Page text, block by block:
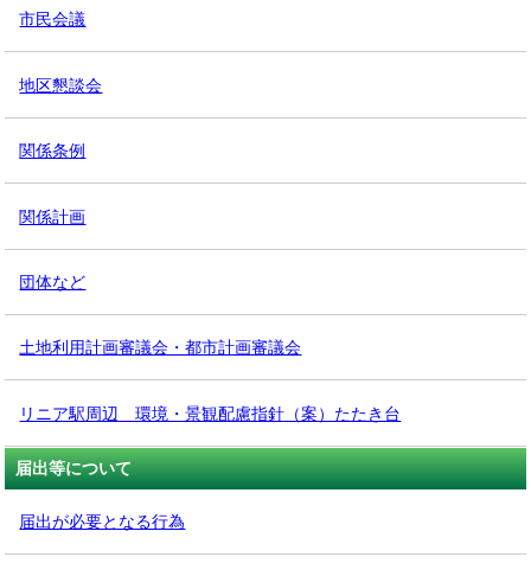
市民会議
地区懇談会
関係条例
関係計画
団体など
土地利用計画審議会・都市計画審議会
リニア駅周辺 環境・景観配慮指針（案）たたき台
届出等について
届出が必要となる行為